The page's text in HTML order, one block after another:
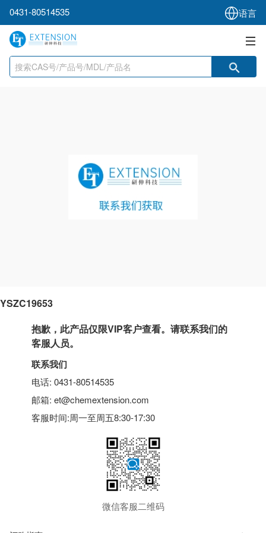
0431-80514535 语言
YSZC19653
抱歉，此产品仅限VIP客户查看。请联系我们的
客服人员。
联系我们
电话: 0431-80514535
邮箱: et@chemextension.com
客服时间:周一至周五8:30-17:30
微信客服二维码